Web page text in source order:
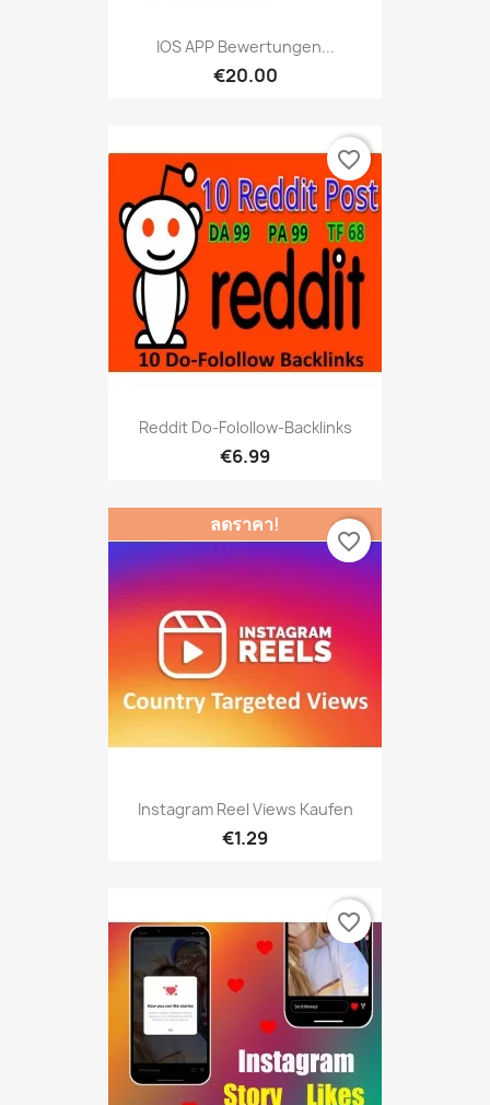
IOS APP Bewertungen...
€20.00
Reddit Do-Folollow-Backlinks
€6.99
favorite_border
Instagram Reel Views Kaufen
€1.29
ลดราคา!
favorite_border
favorite_border